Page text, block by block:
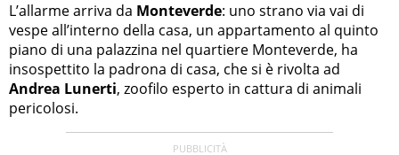
L’allarme arriva da Monteverde: uno strano via vai di
vespe all’interno della casa, un appartamento al quinto
piano di una palazzina nel quartiere Monteverde, ha
insospettito la padrona di casa, che si è rivolta ad
Andrea Lunerti, zoofilo esperto in cattura di animali
pericolosi.